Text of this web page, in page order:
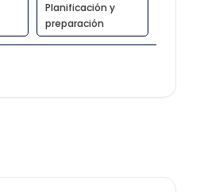
Planificación y
preparación